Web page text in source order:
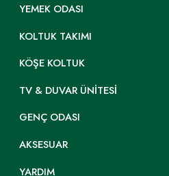
YEMEK ODASI
KOLTUK TAKIMI
KÖŞE KOLTUK
TV & DUVAR ÜNITESI
GENÇ ODASI
AKSESUAR
YARDIM